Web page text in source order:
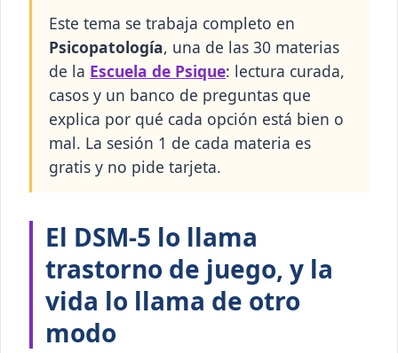
Este tema se trabaja completo en
Psicopatología, una de las 30 materias
de la Escuela de Psique: lectura curada,
casos y un banco de preguntas que
explica por qué cada opción está bien o
mal. La sesión 1 de cada materia es
gratis y no pide tarjeta.
El DSM-5 lo llama
trastorno de juego, y la
vida lo llama de otro
modo